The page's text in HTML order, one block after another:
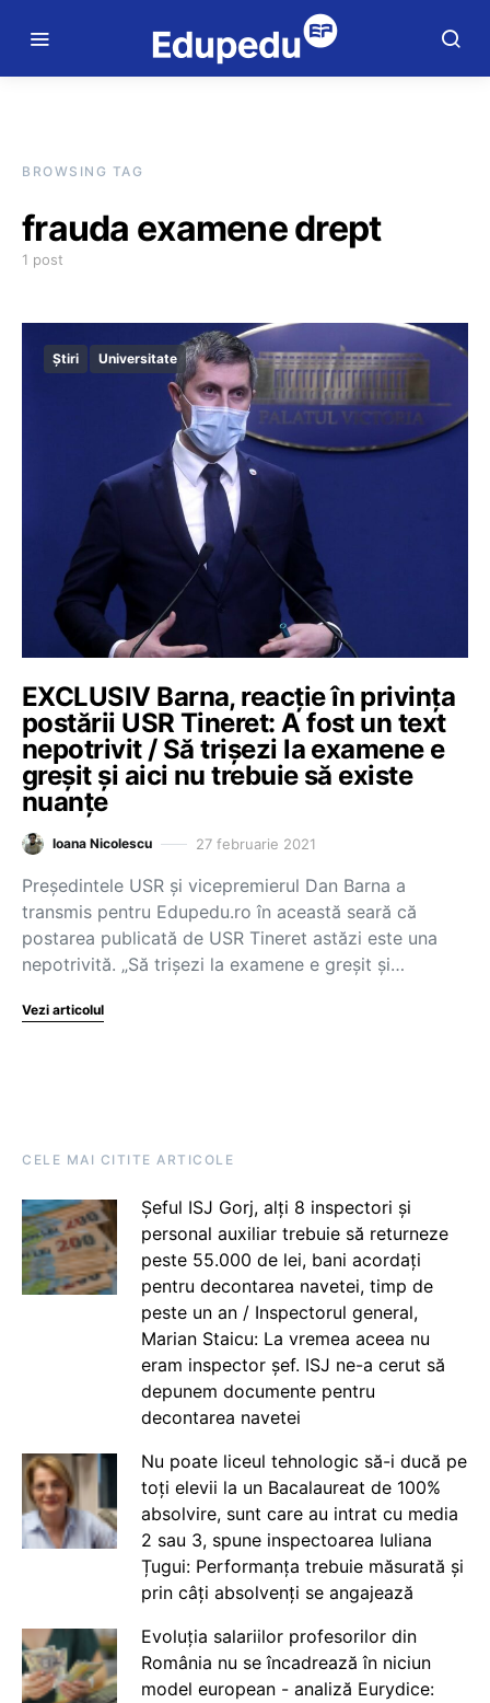
BROWSING TAG
frauda examene drept
1 post
Știri Universitate
EXCLUSIV Barna, reacție în privința
postării USR Tineret: A fost un text
nepotrivit / Să trișezi la examene e
greșit și aici nu trebuie să existe
nuanțe
Ioana Nicolescu 27 februarie 2021
Președintele USR și vicepremierul Dan Barna a
transmis pentru Edupedu.ro în această seară că
postarea publicată de USR Tineret astăzi este una
nepotrivită. „Să trișezi la examene e greșit și…
Vezi articolul
CELE MAI CITITE ARTICOLE
Șeful ISJ Gorj, alți 8 inspectori și
personal auxiliar trebuie să returneze
peste 55.000 de lei, bani acordați
pentru decontarea navetei, timp de
peste un an / Inspectorul general,
Marian Staicu: La vremea aceea nu
eram inspector șef. ISJ ne-a cerut să
depunem documente pentru
decontarea navetei
Nu poate liceul tehnologic să-i ducă pe
toți elevii la un Bacalaureat de 100%
absolvire, sunt care au intrat cu media
2 sau 3, spune inspectoarea Iuliana
Țugui: Performanța trebuie măsurată și
prin câți absolvenți se angajează
Evoluția salariilor profesorilor din
România nu se încadrează în niciun
model european - analiză Eurydice: